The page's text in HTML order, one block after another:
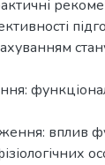
вплив